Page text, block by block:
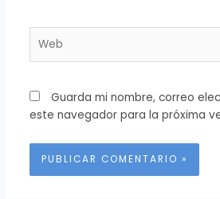
Guarda mi nombre, correo
este navegador para la próxima